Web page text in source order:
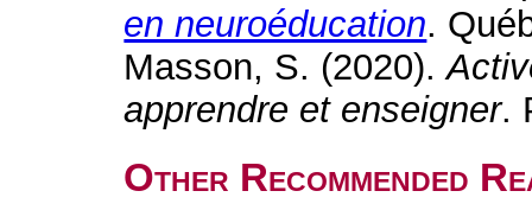
en neuroéducation.
Masson, S. (2020).
apprendre et enseigner.
Other Recommended